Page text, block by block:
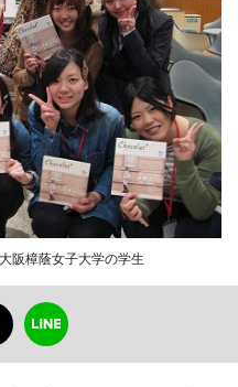
阪樟蔭女子大学の学生